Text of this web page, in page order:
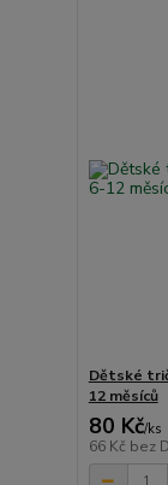
Dětské
12 měsíců
80 Kč/ks
66 Kč bez